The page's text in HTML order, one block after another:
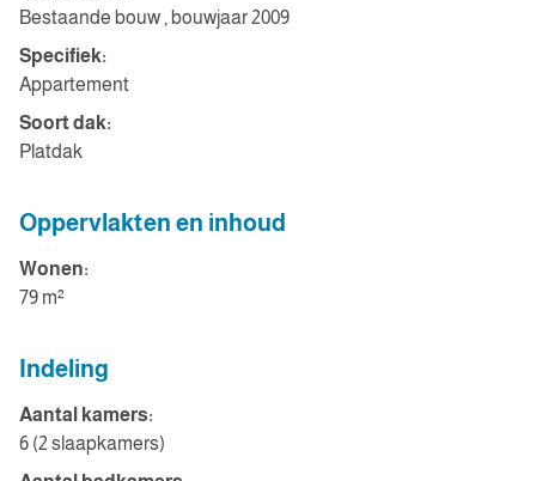
Bestaande bouw , bouwjaar 2009
Specifiek:
Appartement
Soort dak:
Platdak
Oppervlakten en inhoud
Wonen:
79 m²
Indeling
Aantal kamers:
6 (2 slaapkamers)